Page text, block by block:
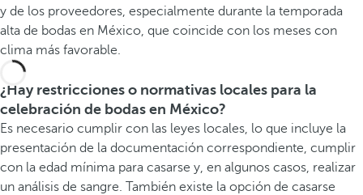
y de los proveedores, especialmente durante la temporada
alta de bodas en México, que coincide con los meses con
clima más favorable.
¿Hay restricciones o normativas locales para la
celebración de bodas en México?
Es necesario cumplir con las leyes locales, lo que incluye la
presentación de la documentación correspondiente, cumplir
con la edad mínima para casarse y, en algunos casos, realizar
un análisis de sangre. También existe la opción de casarse